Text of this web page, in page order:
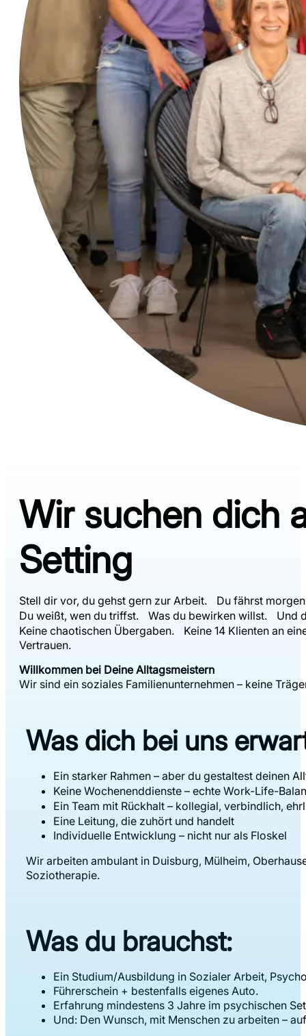
Wir suchen dich
Setting
Stell dir vor, du gehst gern zur Arbeit. Du fährst
Du weißt, wen du triffst. Was du bewirken willst. Und
Keine chaotischen Übergaben. Keine 14 Klienten an
Vertrauen.
Willkommen bei Deine Alltagsmeistern
Wir sind ein soziales Familienunternehmen – keine
Was dich bei uns
Ein starker Rahmen – aber du gestaltest deinen
Keine Wochenenddienste – echte Work-Life-
Ein Team mit Rückhalt – kollegial, verbindlich,
Eine Leitung, die zuhört und handelt
Individuelle Entwicklung – nicht nur als Floskel
Wir arbeiten ambulant in Duisburg, Mülheim,
Soziotherapie.
Was du brauchst:
Ein Studium/Ausbildung in Sozialer Arbeit,
Führerschein + bestenfalls eigenes Auto.
Erfahrung mindestens 3 Jahre im psychischen
Und: Den Wunsch, mit Menschen zu arbeiten –